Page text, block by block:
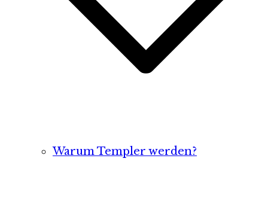
Warum Templer werden?